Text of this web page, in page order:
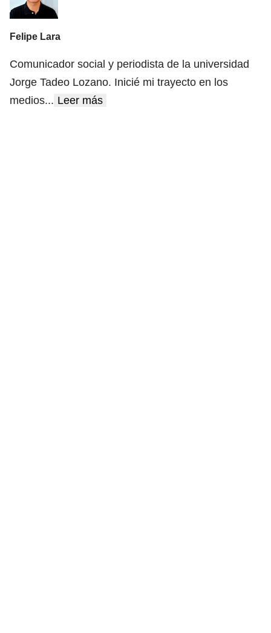
Felipe Lara
Comunicador social y periodista de la universidad
Jorge Tadeo Lozano. Inicié mi trayecto en los
medios... Leer más